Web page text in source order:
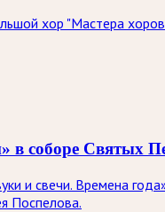
хор "Мастера
в соборе Святых
и свечи. Времена
Поспелова.